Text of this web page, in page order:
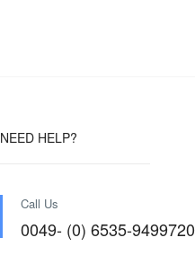
NEED HELP?
Call Us
0049- (0) 6535-9499720